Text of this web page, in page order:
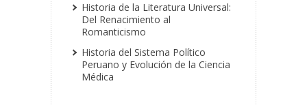
Historia de la Literatura Universal:
Del Renacimiento al
Romanticismo
Historia del Sistema Político
Peruano y Evolución de la Ciencia
Médica